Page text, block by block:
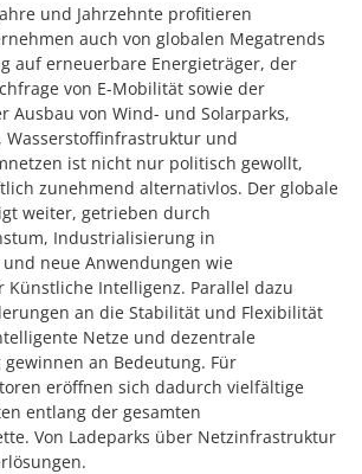
und Jahrzehnte profitieren
auch von globalen Megatrends
auf erneuerbare Energieträger, der
von E-Mobilität sowie der
Ausbau von Wind- und Solarparks,
Wasserstoffinfrastruktur und
ist nicht nur politisch gewollt,
zunehmend alternativlos. Der globale
weiter, getrieben durch
Industrialisierung in
neue Anwendungen wie
Künstliche Intelligenz. Parallel dazu
an die Stabilität und Flexibilität
Netze und dezentrale
gewinnen an Bedeutung. Für
eröffnen sich dadurch vielfältige
entlang der gesamten
Von Ladeparks über Netzinfrastruktur